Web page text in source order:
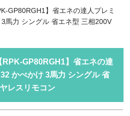
GP80RGH1】省エネの達人プレミ
馬力 シングル 省エネ型 三相200V
RPK-GP80RGH1】省エネの達
かべかけ 3馬力 シングル 省
レスリモコン